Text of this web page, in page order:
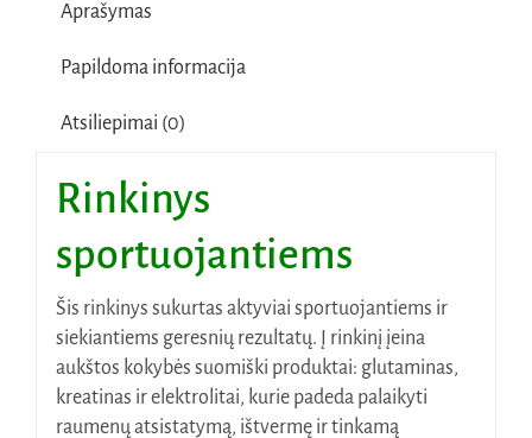
sportuojantiems
Aprašymas
Papildoma informacija
Atsiliepimai (0)
Rinkinys
sportuojantiems
Šis rinkinys sukurtas aktyviai sportuojantiems ir
siekiantiems geresnių rezultatų. Į rinkinį įeina
aukštos kokybės suomiški produktai: glutaminas,
kreatinas ir elektrolitai, kurie padeda palaikyti
raumenų atsistatymą, ištvermę ir tinkamą